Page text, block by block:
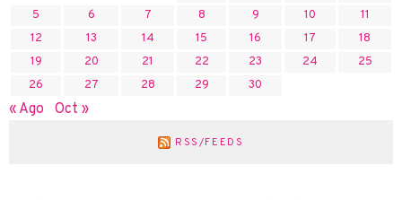
5
6 7 8 9 10
11
12
13 14 15 16 17
18
19
20 21 22 23 24
25
26
27 28 29 30
« Ago Oct »
RSS/FEEDS